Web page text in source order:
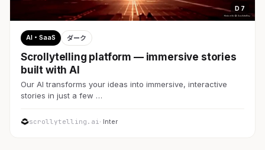
D 7
AI・SaaS ダーク
Scrollytelling platform — immersive stories
built with AI
Our AI transforms your ideas into immersive, interactive
stories in just a few …
scrollytelling.ai· Inter